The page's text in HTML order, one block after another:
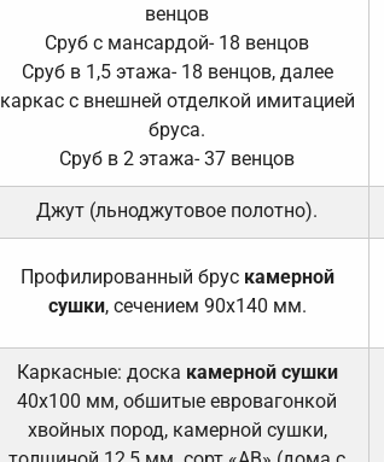
венцов
Сруб с мансардой- 18 венцов
Сруб в 1,5 этажа- 18 венцов, далее
каркас с внешней отделкой имитацией
бруса.
Сруб в 2 этажа- 37 венцов
Джут (льноджутовое полотно).
Профилированный брус камерной
сушки, сечением 90х140 мм.
Каркасные: доска камерной сушки
40х100 мм, обшитые евровагонкой
хвойных пород, камерной сушки,